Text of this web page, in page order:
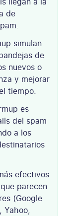
de
simulan
de
nuevos o
y mejorar
tiempo.
es
del spam
a los
efectivos
parecen
(Google
Yahoo,